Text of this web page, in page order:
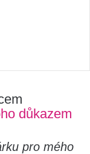
důkazem
pro mého